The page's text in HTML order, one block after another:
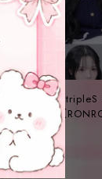
★tripleS
【